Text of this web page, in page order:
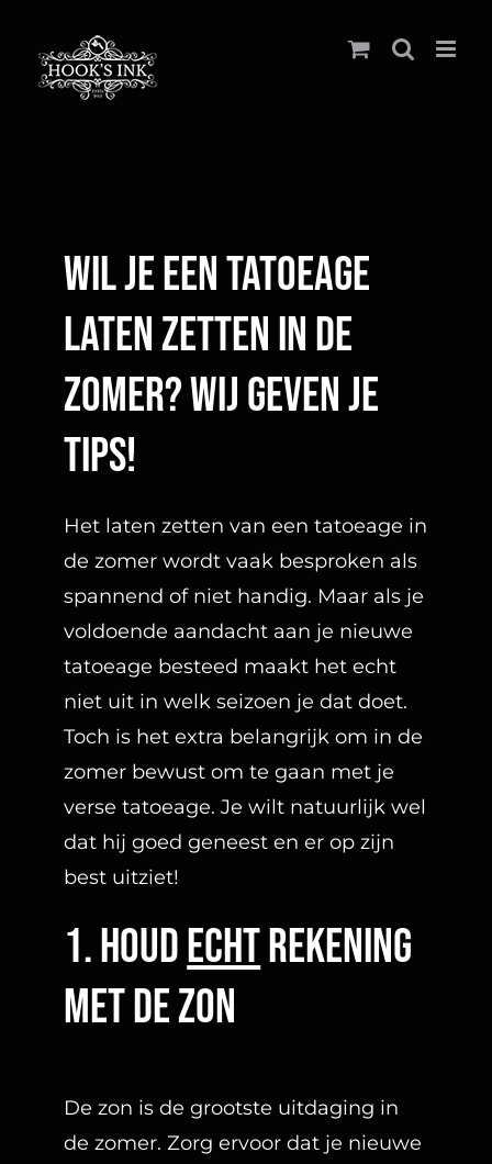
naar
inhoud
Wil je een tatoeage
laten zetten in de
zomer? Wij geven je
tips!
Het laten zetten van een tatoeage in
de zomer wordt vaak besproken als
spannend of niet handig. Maar als je
voldoende aandacht aan je nieuwe
tatoeage besteed maakt het echt
niet uit in welk seizoen je dat doet.
Toch is het extra belangrijk om in de
zomer bewust om te gaan met je
verse tatoeage. Je wilt natuurlijk wel
dat hij goed geneest en er op zijn
best uitziet!
1. houdechtrekening
met De zon
De zon is de grootste uitdaging in
de zomer. Zorg ervoor dat je nieuwe